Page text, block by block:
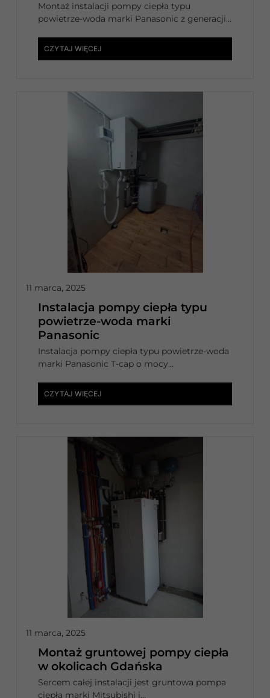
Montaż instalacji pompy ciepła typu
powietrze-woda marki Panasonic z generacji...
CZYTAJ WIĘCEJ
Instalacja pompy ciepła typu
powietrze-woda marki
Panasonic
Instalacja pompy ciepła typu powietrze-woda
marki Panasonic T-cap o mocy...
CZYTAJ WIĘCEJ
11 marca, 2025
Montaż gruntowej pompy ciepła
w okolicach Gdańska
Sercem całej instalacji jest gruntowa pompa
ciepła marki Mitsubishi i...
11 marca, 2025